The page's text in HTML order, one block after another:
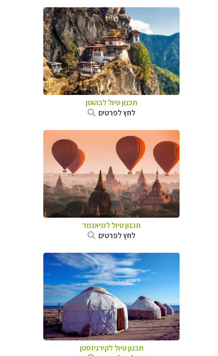
תכנון טיול לבהוטן
לחץ לפרטים
תכנון טיוללמיאנמר
לחץ לפרטים
תכנון טיוללקירגיזסטן